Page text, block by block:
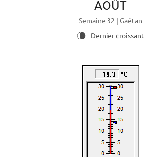
AOÛT
Semaine 32 | Gaétan
V
Dernier croissant